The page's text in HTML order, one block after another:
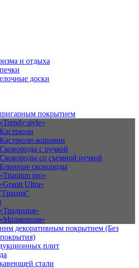
и отдыха
доски
покрытием
style»
Кастрюли
Кастрюли-жаровни
Сковороды с ручкой
Сковороды со съемной ручкой
Блинные сковороды
pro»
Ultra»
декоративным покрытием (Без
плит
стали